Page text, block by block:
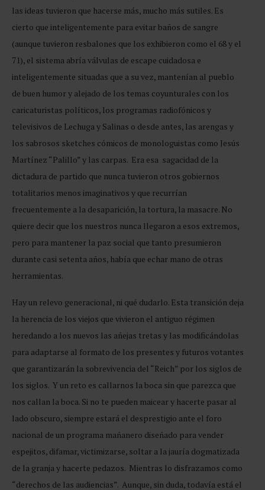
las ideas tuvieron que hacerse más, mucho más sutiles. Es
cierto que inteligentemente para evitar baños de sangre
(aunque tuvieron resbalones que los exhibieron como el 68 y el
71), el sistema abría válvulas de escape cuidadosa e
inteligentemente situadas que a su vez, mantenían al pueblo
de buen humor y alejado de los temas coyunturales con los
caricaturistas políticos, los programas radiofónicos y
televisivos de Lechuga y Salinas o desde antes, las arengas y
los sabrosos sketches cómicos de monologuistas como Jesús
Martínez “Palillo” y las carpas. Era esa sagacidad de la
dictadura de partido que nunca tuvieron otros gobiernos
totalitarios menos imaginativos y que recurrían
frecuentemente a la desaparición, la tortura, la masacre. No
quiere decir que los nuestros nunca llegaron a esos extremos,
pero para mantener la paz social que tanto presumieron
durante casi setenta años, había que echar mano de otras
herramientas.
Hay un relevo generacional, ni qué dudarlo. Esta transición deja
la herencia de los viejos que vivieron el antiguo régimen
heredando a los nuevos las añejas tretas y las modificándolas
para adaptarse al formato de los presentes y futuros votantes
que garantizarán la sobrevivencia del “Reich” por los siglos de
los siglos. Y un reto es callarnos la boca sin que parezca que
nos callan la boca. Si no te pueden maicear y hacerte pasar al
lado obscuro, siempre estará el desprestigio ante el foro
nacional de un programa mañanero diseñado para vender
espejitos, difamar, victimizarse, soltar a la jauría dogmatizada
de la granja y hacerte pedazos. Mientras lo disfrazamos como
“derechos de las audiencias”. Aunque, sin duda, todavía está el